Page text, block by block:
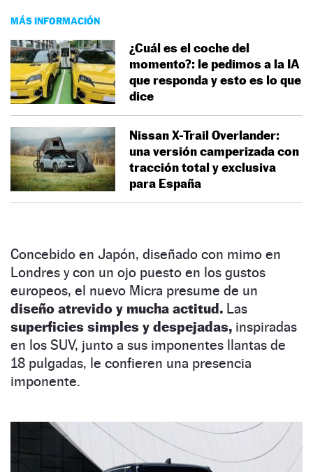
MÁS INFORMACIÓN
¿Cuál es el coche del
momento?: le pedimos a la IA
que responda y esto es lo que
dice
Nissan X-Trail Overlander:
una versión camperizada con
tracción total y exclusiva
para España
Concebido en Japón, diseñado con mimo en
Londres y con un ojo puesto en los gustos
europeos, el nuevo Micra presume de un
diseño atrevido y mucha actitud. Las
superficies simples y despejadas, inspiradas
en los SUV, junto a sus imponentes llantas de
18 pulgadas, le confieren una presencia
imponente.